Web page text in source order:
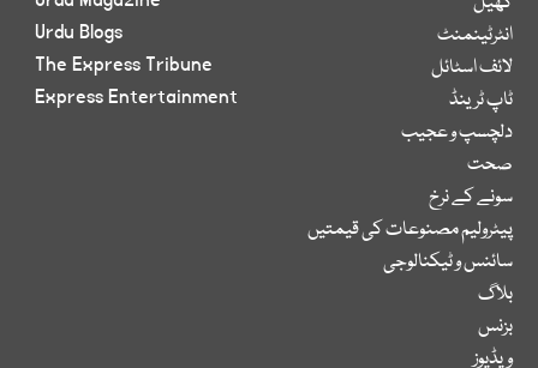
انٹرٹینمنٹ
لائف اسٹائل
ٹاپ ٹرینڈ
دلچسپ و عجیب
صحت
سونے کے نرخ
پیٹرولیم مصنوعات کی قیمتیں
سائنس و ٹیکنالوجی
بلاگ
بزنس
ویڈیوز
Urdu Blogs
The Express Tribune
Express Entertainment